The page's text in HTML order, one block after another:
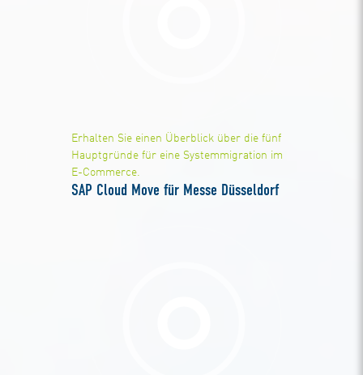
Erhalten Sie einen Überblick über die fünf
Hauptgründe für eine Systemmigration im
E-Commerce.
SAP Cloud Move für Messe Düsseldorf